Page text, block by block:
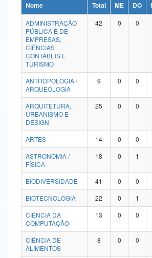
Ministério da Ciência, Tecnologia, Inovações e
Ministério do Meio Ambiente
Ministério do Turismo
Ministério do Desenvolvimento Regional
Controladoria-Geral da União
Ministério da Mulher, da Família e dos Direitos Humanos
Secretaria de Governo
Advocacia-Geral da União
Banco Central do Brasil
Nome Total ME DO
ADMINISTRAÇÃO
PÚBLICA E DE
EMPRESAS,
CIÊNCIAS
CONTÁBEIS E
TURISMO
42 0 0
ANTROPOLOGIA /
ARQUEOLOGIA
9 0 0
ARQUITETURA,
URBANISMO E
DESIGN
25 0 0
ARTES 14 0 0
ASTRONOMIA /
FÍSICA
18 0 1
BIODIVERSIDADE 41 0 0
BIOTECNOLOGIA
22 0 1
CIÊNCIA DA
COMPUTAÇÃO
13 0 0
CIÊNCIA DE
ALIMENTOS
8 0 0